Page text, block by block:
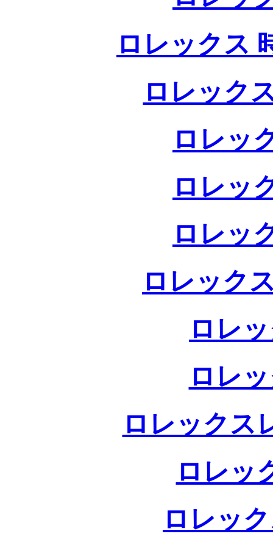
ロレックス
ロレック
ロレッ
ロレッ
ロレッ
ロレック
ロレ
ロレ
ロレックス
ロレッ
ロレッ